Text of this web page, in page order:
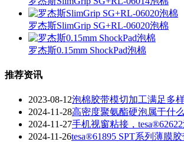
罗杰斯SlimGrip SG+RL-06020泡棉
罗杰斯0.15mm ShockPad泡棉
推荐资讯
2023-08-12泡棉胶带模切加工满足多
2024-11-28高密度聚氨酯硬泡属于什
2024-11-27手机视窗粘接，
2024-11-26tesa®61895 SPT系列薄膜